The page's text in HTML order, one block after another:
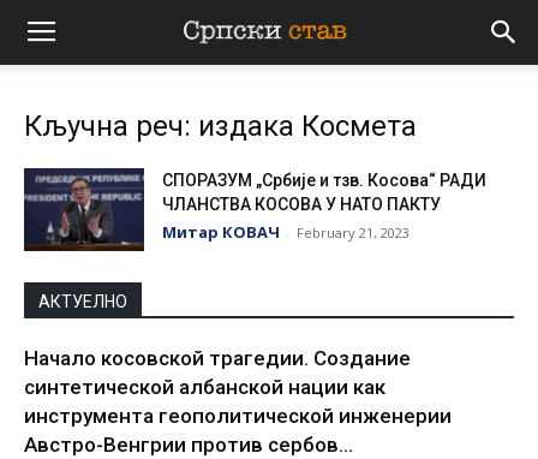
Српски
ставКључна реч: издака Космета
СПОРАЗУМ „Србије и тзв. Косова“ РАДИ
ЧЛАНСТВА КОСОВА У НАТО ПАКТУ
Митар КОВАЧ - February 21, 2023
АКТУЕЛНО
Начало косовской трагедии. Создание
синтетической албанской нации как
инструмента геополитической инженерии
Австро-Венгрии против сербов...